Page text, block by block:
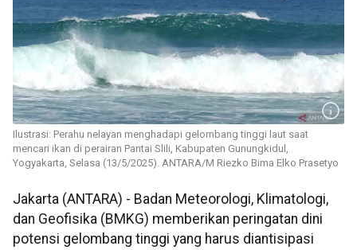
Ilustrasi: Perahu nelayan menghadapi gelombang tinggi laut saat
mencari ikan di perairan Pantai Slili, Kabupaten Gunungkidul,
Yogyakarta, Selasa (13/5/2025). ANTARA/M Riezko Bima Elko Prasetyo
Jakarta (ANTARA) - Badan Meteorologi, Klimatologi,
dan Geofisika (BMKG) memberikan peringatan dini
potensi gelombang tinggi yang harus diantisipasi